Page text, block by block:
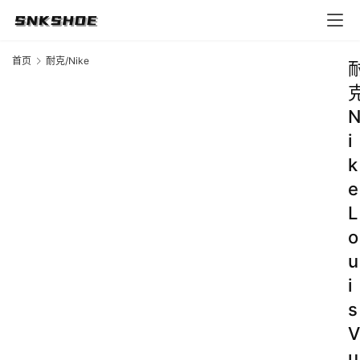
首页 耐克/Nike
N
i
k
e
L
o
u
i
s
V